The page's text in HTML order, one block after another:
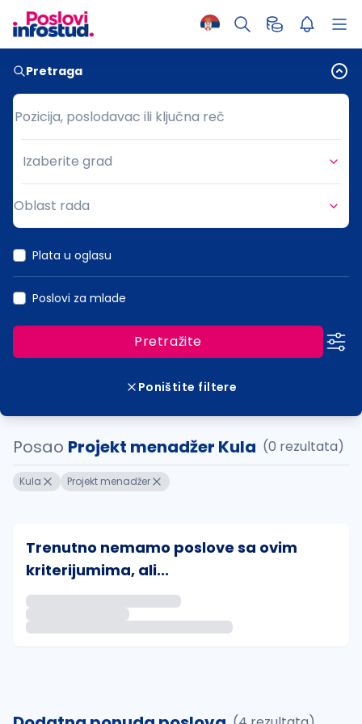
Pretraga
Pozicija, poslodavac ili ključna reč
Pozicija, poslodavac ili ključna reč
Grad
Izaberite grad
Oblast rada
Plata u oglasu
Poslovi za mlade
Pretražite
Poništite filtere
Posao Projekt menadžer Kula (0 rezultata)
Kula Projekt menadžer
Trenutno nemamo poslove sa ovim
kriterijumima, ali...